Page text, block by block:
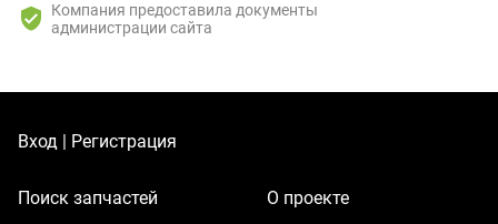
Компания предоставила документы
администрации сайта
Вход | Регистрация
Поиск запчастей О проекте